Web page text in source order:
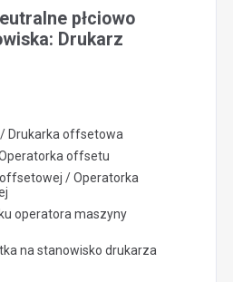
płciowo
Drukarz
Drukarka offsetowa
offsetu
/ Operatorka
operatora maszyny
na stanowisko drukarza